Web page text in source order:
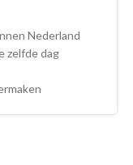
Nederland
zelfde dag